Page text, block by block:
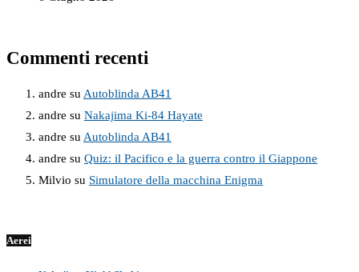
Commenti recenti
andre su Autoblinda AB41
andre su Nakajima Ki-84 Hayate
andre su Autoblinda AB41
andre su Quiz: il Pacifico e la guerra contro il Giappone
Milvio su Simulatore della macchina Enigma
Aerei